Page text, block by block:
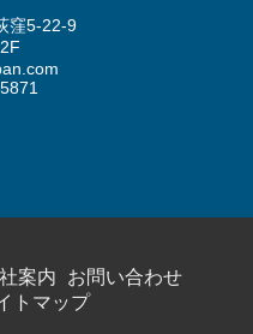
窪5-22-9
案内
お問い合わせ
トマップ